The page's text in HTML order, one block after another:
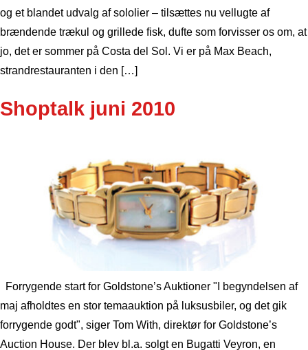
og et blandet udvalg af sololier – tilsættes nu vellugte af
brændende trækul og grillede fisk, dufte som forvisser os om, at
jo, det er sommer på Costa del Sol. Vi er på Max Beach,
strandrestauranten i den […]
Shoptalk juni 2010
Forrygende start for Goldstone’s Auktioner "I begyndelsen af
maj afholdtes en stor temaauktion på luksusbiler, og det gik
forrygende godt", siger Tom With, direktør for Goldstone’s
Auction House. Der blev bl.a. solgt en Bugatti Veyron, en